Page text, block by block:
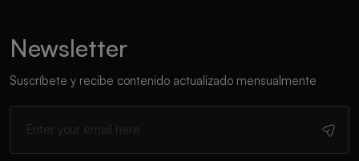
Newsletter
Suscríbete y recibe contenido actualizado mensualmente